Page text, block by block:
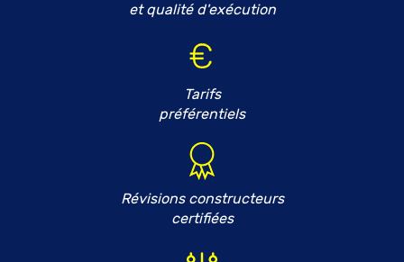
et qualité d'exécution
Tarifs
préférentiels
Révisions constructeurs
certifiées